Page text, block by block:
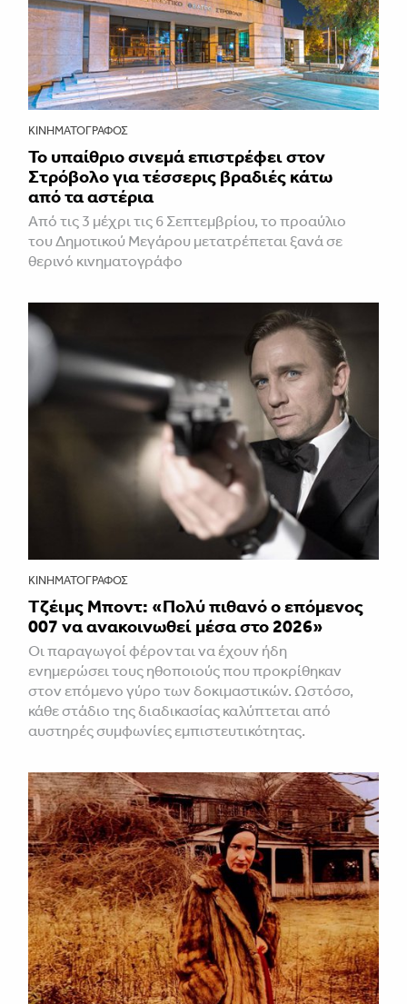
ΚΙΝΗΜΑΤΟΓΡΆΦΟΣ
Το υπαίθριο σινεμά επιστρέφει στον
Στρόβολο για τέσσερις βραδιές κάτω
από τα αστέρια
Από τις 3 μέχρι τις 6 Σεπτεμβρίου, το προαύλιο
του Δημοτικού Μεγάρου μετατρέπεται ξανά σε
θερινό κινηματογράφο
ΚΙΝΗΜΑΤΟΓΡΆΦΟΣ
Τζέιμς Μποντ: «Πολύ πιθανό ο επόμενος
007 να ανακοινωθεί μέσα στο 2026»
Οι παραγωγοί φέρονται να έχουν ήδη
ενημερώσει τους ηθοποιούς που προκρίθηκαν
στον επόμενο γύρο των δοκιμαστικών. Ωστόσο,
κάθε στάδιο της διαδικασίας καλύπτεται από
αυστηρές συμφωνίες εμπιστευτικότητας.